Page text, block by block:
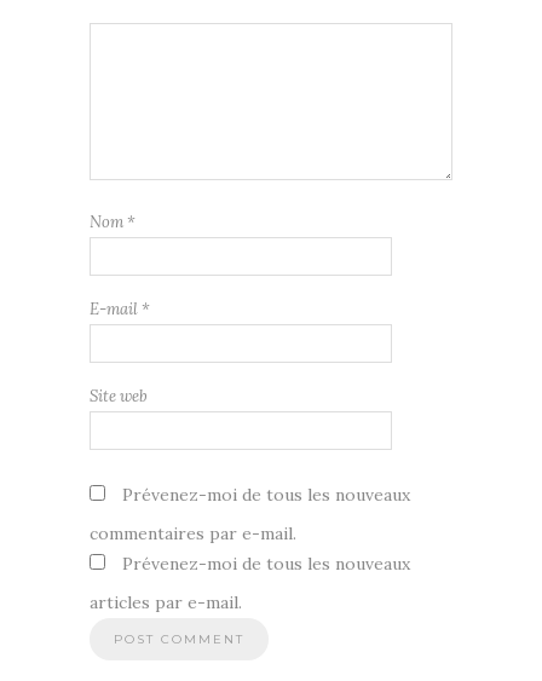
Nom *
E-mail *
Site web
Prévenez-moi de tous les nouveaux
commentaires par e-mail.
Prévenez-moi de tous les nouveaux
articles par e-mail.